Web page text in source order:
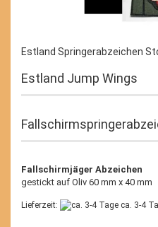
Estland Springerabzeichen
Estland Jump Wings
Fallschirmjäger Abzeichen
gestickt auf Oliv 60 mm x 40 mm
Lieferzeit: ca. 3-4